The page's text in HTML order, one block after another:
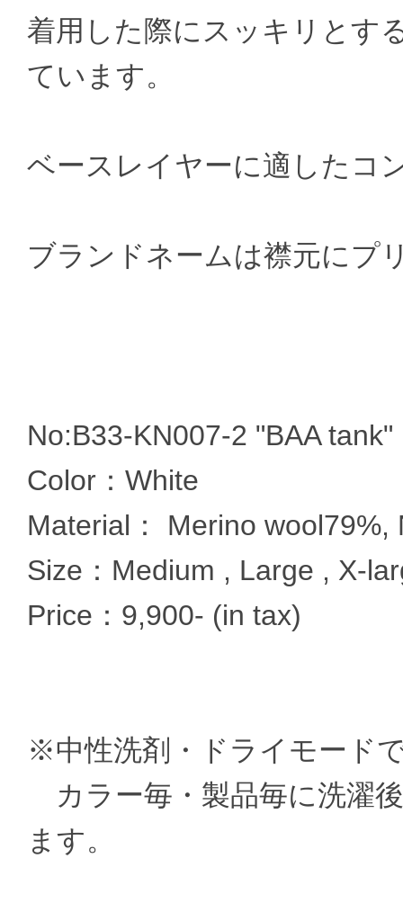
着用した際にスッキリとす
ています。
ベースレイヤーに適したコ
ブランドネームは襟元にプ
No:B33-KN007-2 "BAA tank"
Color：White
Material： Merino wool79%,
Size：Medium , Large , X-
Price：9,900- (in tax)
※中性洗剤・ドライモード
カラー毎・製品毎に洗濯
ます。